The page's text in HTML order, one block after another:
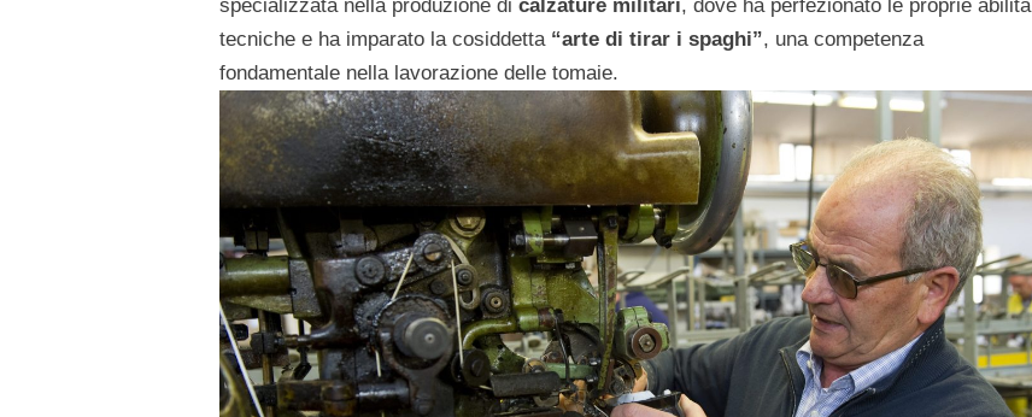
specializzata nella produzione di calzature militari, dove ha perfezionato le proprie abilità
tecniche e ha imparato la cosiddetta “arte di tirar i spaghi”, una competenza
fondamentale nella lavorazione delle tomaie.